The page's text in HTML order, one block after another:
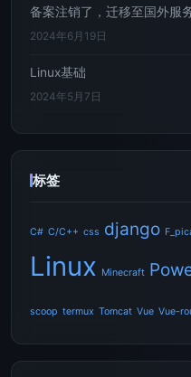
备案注销了，迁移至国外服
2024年6月19日
Linux基础
2024年5月7日
标签
C# C/C++ css django
Linux Minecraft
scoop termux Tomcat Vue Vue-